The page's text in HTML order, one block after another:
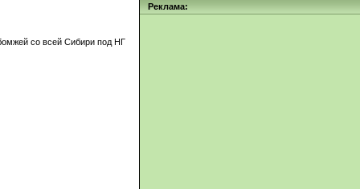
со всей Сибири под НГ
Реклама: